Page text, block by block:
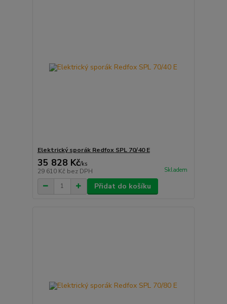
Elektrický sporák Redfox SPL 70/40 E
35 828 Kč/ks
29 610 Kč bez DPH Skladem
Přidat do košíku